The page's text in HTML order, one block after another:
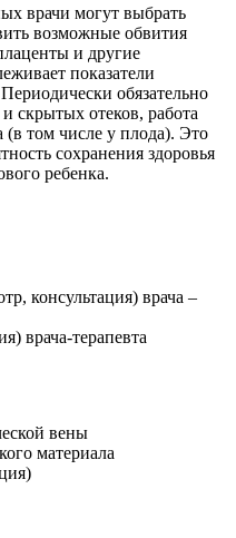
врачи могут выбрать
возможные обвития
и другие
показатели
обязательно
скрытых отеков, работа
(в том числе у плода). Это
сохранения здоровья
ребенка.
консультация) врача –
врача-терапевта
вены
материала